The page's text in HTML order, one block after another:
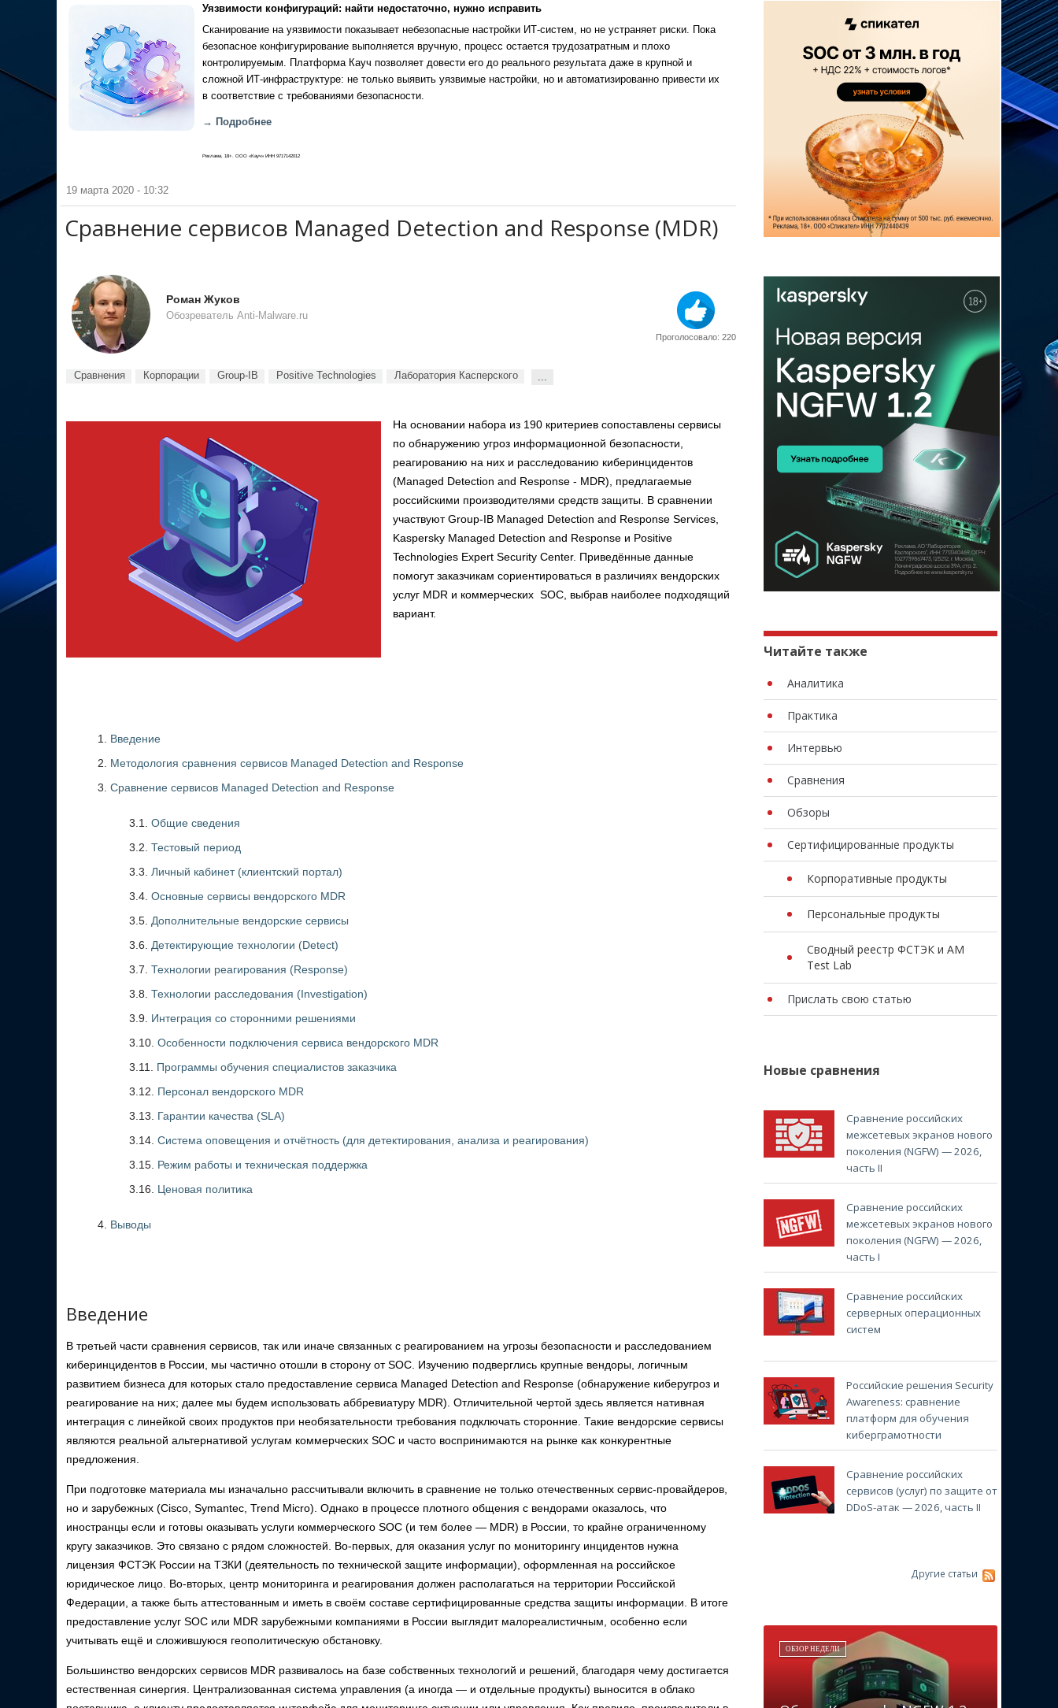
Уязвимости конфигураций: найти недостаточно, нужно исправить
Сканирование на уязвимости показывает небезопасные настройки ИТ-систем, но не устраняет риски. Пока
безопасное конфигурирование выполняется вручную, процесс остается трудозатратным и плохо
контролируемым. Платформа Кауч позволяет довести его до реального результата даже в крупной и
сложной ИТ-инфраструктуре: не только выявить уязвимые настройки, но и автоматизированно привести их
в соответствие с требованиями безопасности.
→ Подробнее
Реклама, 18+. ООО «Кауч» ИНН 9717142012
19 марта 2020 - 10:32
Сравнение сервисов Managed Detection and Response (MDR)
Роман Жуков
Обозреватель Anti-Malware.ru
Проголосовало: 220
Сравнения Корпорации Group-IB Positive Technologies Лаборатория Касперского ...
На основании набора из 190 критериев сопоставлены сервисы
по обнаружению угроз информационной безопасности,
реагированию на них и расследованию киберинцидентов
(Managed Detection and Response - MDR), предлагаемые
российскими производителями средств защиты. В сравнении
участвуют Group-IB Managed Detection and Response Services,
Kaspersky Managed Detection and Response и Positive
Technologies Expert Security Center. Приведённые данные
помогут заказчикам сориентироваться в различиях вендорских
услуг MDR и коммерческих SOC, выбрав наиболее подходящий
вариант.
Введение
Методология сравнения сервисов Managed Detection and Response
Сравнение сервисов Managed Detection and Response
3.1. Общие сведения
3.2. Тестовый период
3.3. Личный кабинет (клиентский портал)
3.4. Основные сервисы вендорского MDR
3.5. Дополнительные вендорские сервисы
3.6. Детектирующие технологии (Detect)
3.7. Технологии реагирования (Response)
3.8. Технологии расследования (Investigation)
3.9. Интеграция со сторонними решениями
3.10. Особенности подключения сервиса вендорского MDR
3.11. Программы обучения специалистов заказчика
3.12. Персонал вендорского MDR
3.13. Гарантии качества (SLA)
3.14. Система оповещения и отчётность (для детектирования, анализа и реагирования)
3.15. Режим работы и техническая поддержка
3.16. Ценовая политика
Выводы
Введение
В третьей части сравнения сервисов, так или иначе связанных с реагированием на угрозы безопасности и расследованием
киберинцидентов в России, мы частично отошли в сторону от SOC. Изучению подверглись крупные вендоры, логичным
развитием бизнеса для которых стало предоставление сервиса Managed Detection and Response (обнаружение киберугроз и
реагирование на них; далее мы будем использовать аббревиатуру MDR). Отличительной чертой здесь является нативная
интеграция с линейкой своих продуктов при необязательности требования подключать сторонние. Такие вендорские сервисы
являются реальной альтернативой услугам коммерческих SOC и часто воспринимаются на рынке как конкурентные
предложения.
При подготовке материала мы изначально рассчитывали включить в сравнение не только отечественных сервис-провайдеров,
но и зарубежных (Cisco, Symantec, Trend Micro). Однако в процессе плотного общения с вендорами оказалось, что
иностранцы если и готовы оказывать услуги коммерческого SOC (и тем более — MDR) в России, то крайне ограниченному
кругу заказчиков. Это связано с рядом сложностей. Во-первых, для оказания услуг по мониторингу инцидентов нужна
лицензия ФСТЭК России на ТЗКИ (деятельность по технической защите информации), оформленная на российское
юридическое лицо. Во-вторых, центр мониторинга и реагирования должен располагаться на территории Российской
Федерации, а также быть аттестованным и иметь в своём составе сертифицированные средства защиты информации. В итоге
предоставление услуг SOC или MDR зарубежными компаниями в России выглядит малореалистичным, особенно если
учитывать ещё и сложившуюся геополитическую обстановку.
Большинство вендорских сервисов MDR развивалось на базе собственных технологий и решений, благодаря чему достигается
естественная синергия. Централизованная система управления (а иногда — и отдельные продукты) выносится в облако
Читайте также
Аналитика
Практика
Интервью
Сравнения
Обзоры
Сертифицированные продукты
Корпоративные продукты
Персональные продукты
Сводный реестр ФСТЭК и AM
Test Lab
Прислать свою статью
Новые сравнения
Сравнение российских
межсетевых экранов нового
поколения (NGFW) — 2026,
часть II
Сравнение российских
межсетевых экранов нового
поколения (NGFW) — 2026,
часть I
Сравнение российских
серверных операционных
систем
Российские решения Security
Awareness: сравнение
платформ для обучения
киберграмотности
Сравнение российских
сервисов (услуг) по защите от
DDoS-атак — 2026, часть II
Другие статьи
ОБЗОР НЕДЕЛИ